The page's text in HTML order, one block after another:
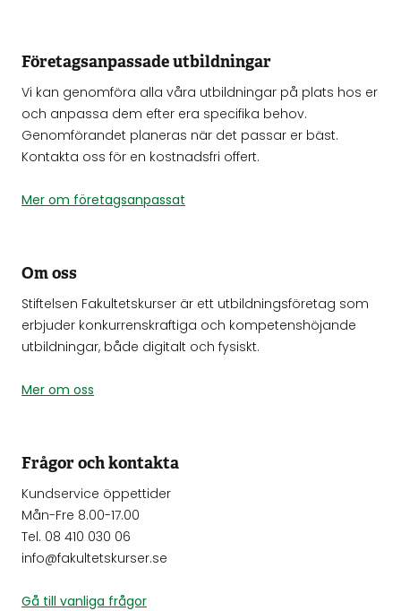
Företagsanpassade utbildningar
Vi kan genomföra alla våra utbildningar på plats hos er
och anpassa dem efter era specifika behov.
Genomförandet planeras när det passar er bäst.
Kontakta oss för en kostnadsfri offert.
Mer om företagsanpassat
Om oss
Stiftelsen Fakultetskurser är ett utbildningsföretag som
erbjuder konkurrenskraftiga och kompetenshöjande
utbildningar, både digitalt och fysiskt.
Mer om oss
Frågor och kontakta
Kundservice öppettider
Mån-Fre 8.00-17.00
Tel. 08 410 030 06
info@fakultetskurser.se
Gå till vanliga frågor